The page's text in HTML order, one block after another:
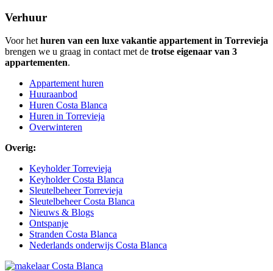
Verhuur
Voor hethuren van een luxe vakantie appartement in Torrevieja
brengen we u graag in contact met de trotse eigenaar van 3
appartementen.
Appartement huren
Huuraanbod
Huren Costa Blanca
Huren in Torrevieja
Overwinteren
Overig:
Keyholder Torrevieja
Keyholder Costa Blanca
Sleutelbeheer Torrevieja
Sleutelbeheer Costa Blanca
Nieuws & Blogs
Ontspanje
Stranden Costa Blanca
Nederlands onderwijs Costa Blanca